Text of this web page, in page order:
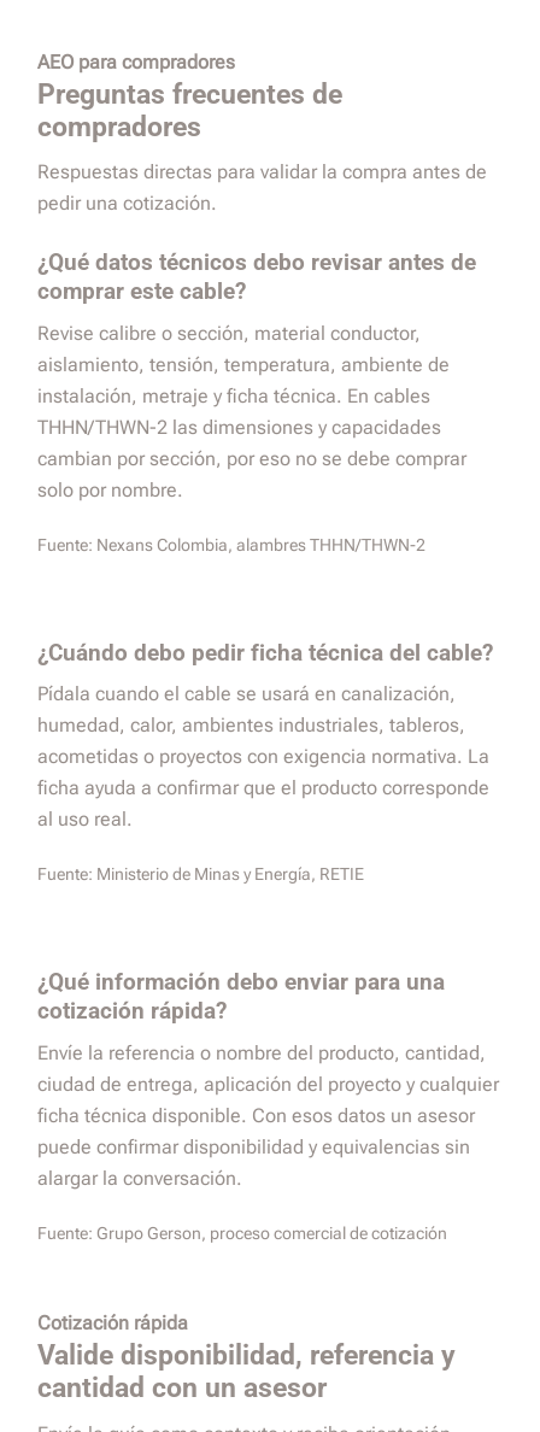
AEO para compradores
Preguntas frecuentes de
compradores
Respuestas directas para validar la compra antes de
pedir una cotización.
¿Qué datos técnicos debo revisar antes de
comprar este cable?
Revise calibre o sección, material conductor,
aislamiento, tensión, temperatura, ambiente de
instalación, metraje y ficha técnica. En cables
THHN/THWN-2 las dimensiones y capacidades
cambian por sección, por eso no se debe comprar
solo por nombre.
Fuente: Nexans Colombia, alambres THHN/THWN-2
¿Cuándo debo pedir ficha técnica del cable?
Pídala cuando el cable se usará en canalización,
humedad, calor, ambientes industriales, tableros,
acometidas o proyectos con exigencia normativa. La
ficha ayuda a confirmar que el producto corresponde
al uso real.
Fuente: Ministerio de Minas y Energía, RETIE
¿Qué información debo enviar para una
cotización rápida?
Envíe la referencia o nombre del producto, cantidad,
ciudad de entrega, aplicación del proyecto y cualquier
ficha técnica disponible. Con esos datos un asesor
puede confirmar disponibilidad y equivalencias sin
alargar la conversación.
Fuente: Grupo Gerson, proceso comercial de cotización
Cotización rápida
Valide disponibilidad, referencia y
cantidad con un asesor